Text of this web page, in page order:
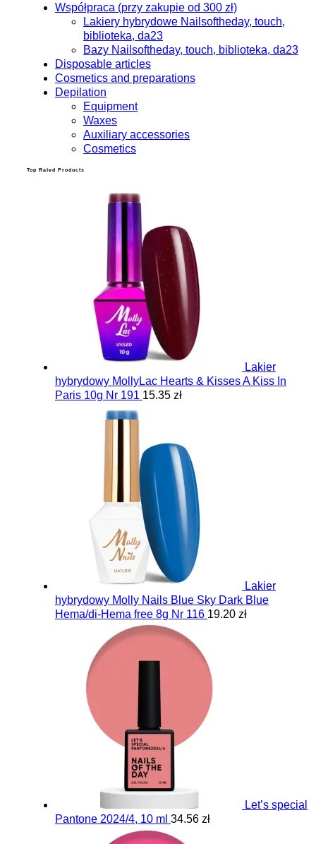
Współpraca (przy zakupie od 300 zł)
Lakiery hybrydowe Nailsoftheday, touch,
biblioteka, da23
Bazy Nailsoftheday, touch, biblioteka, da23
Disposable articles
Cosmetics and preparations
Depilation
Equipment
Waxes
Auxiliary accessories
Cosmetics
Top Rated Products
Lakier
hybrydowy MollyLac Hearts & Kisses A Kiss In
Paris 10g Nr 191 15.35 zł
Lakier
hybrydowy Molly Nails Blue Sky Dark Blue
Hema/di-Hema free 8g Nr 116 19.20 zł
Let’s special
Pantone 2024/4, 10 ml 34.56 zł